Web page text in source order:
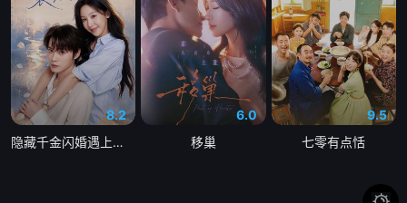
8.2
隐藏千金闪婚遇上裴先生
6.0
移巢
9.5
七零有点恬